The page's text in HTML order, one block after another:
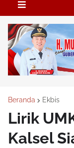
Beranda Ekbis
Lirik
Kalsel